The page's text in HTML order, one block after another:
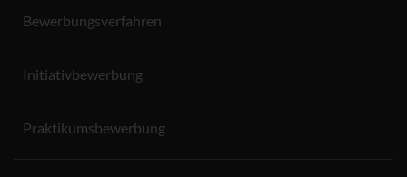
Bewerbungsverfahren
Initiativbewerbung
Praktikumsbewerbung